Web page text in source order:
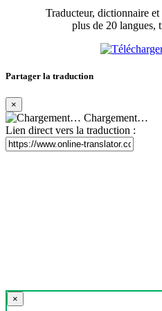
Traducteur, dictionnaire
plus de 20 langues,
Partager la traduction
×
Chargement…
Lien direct vers la traduction :
×